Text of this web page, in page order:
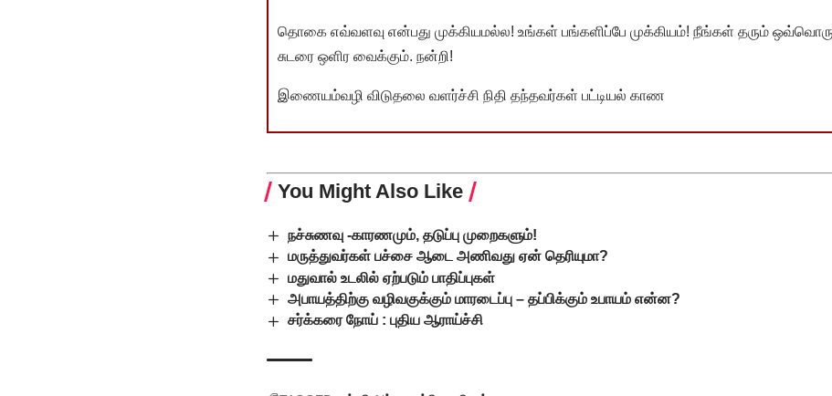
தொகை எவ்வளவு என்பது முக்கியமல்ல! உங்கள் பங்களிப்பே முக்கியம்! நீங்கள் தரும் ஒவ்வொரு
சுடரை ஒளிர வைக்கும். நன்றி!
இணையம்வழி விடுதலை வளர்ச்சி நிதி தந்தவர்கள் பட்டியல் காண
You Might Also Like
நச்சுணவு -காரணமும், தடுப்பு முறைகளும்!
மருத்துவர்கள் பச்சை ஆடை அணிவது ஏன் தெரியுமா?
மதுவால் உடலில் ஏற்படும் பாதிப்புகள்
அபாயத்திற்கு வழிவகுக்கும் மாரடைப்பு – தப்பிக்கும் உபாயம் என்ன?
சர்க்கரை நோய் : புதிய ஆராய்ச்சி